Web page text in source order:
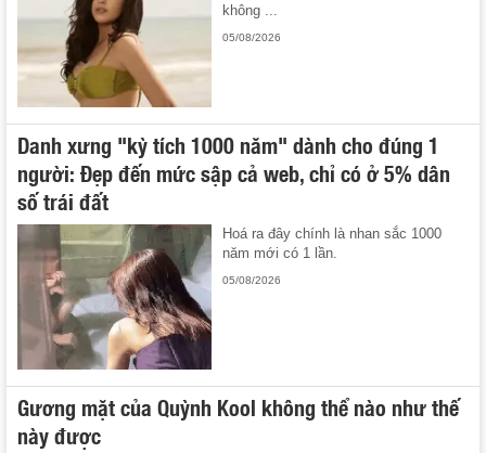
không ...
05/08/2026
Danh xưng "kỳ tích 1000 năm" dành cho đúng 1
người: Đẹp đến mức sập cả web, chỉ có ở 5% dân
số trái đất
Hoá ra đây chính là nhan sắc 1000
năm mới có 1 lần.
05/08/2026
Gương mặt của Quỳnh Kool không thể nào như thế
này được